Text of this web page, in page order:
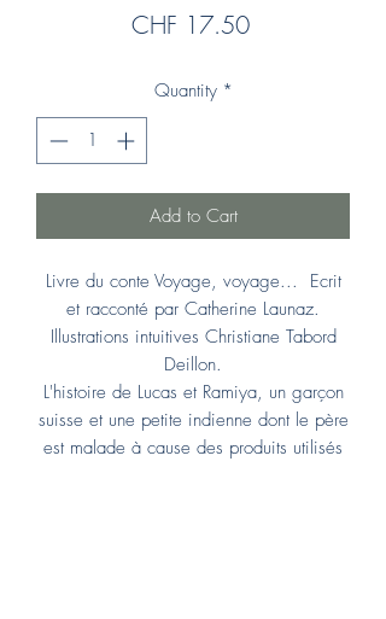
CHF 17.50Price
Quantity *
Add to Cart
Livre du conte Voyage, voyage... Ecrit
et racconté par Catherine Launaz.
Illustrations intuitives Christiane Tabord
Deillon.
L'histoire de Lucas et Ramiya, un garçon
suisse et une petite indienne dont le père
est malade à cause des produits utilisés